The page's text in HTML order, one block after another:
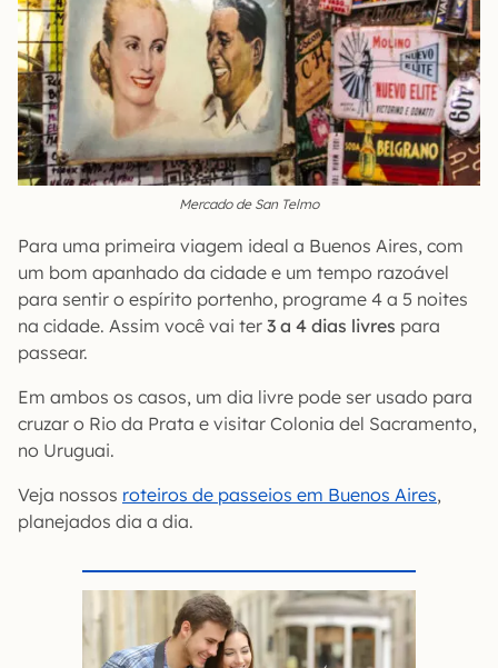
Mercado de San Telmo
Para uma primeira viagem ideal a Buenos Aires, com
um bom apanhado da cidade e um tempo razoável
para sentir o espírito portenho, programe 4 a 5 noites
na cidade. Assim você vai ter 3 a 4 dias livres para
passear.
Em ambos os casos, um dia livre pode ser usado para
cruzar o Rio da Prata e visitar Colonia del Sacramento,
no Uruguai.
Veja nossos roteiros de passeios em Buenos Aires,
planejados dia a dia.